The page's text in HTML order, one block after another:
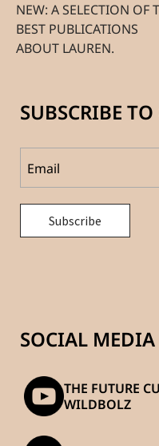
NEW: A SELECTION OF
BEST PUBLICATIONS
ABOUT LAUREN.
SUBSCRIBE
SOCIAL MEDIA
THE FUTURE
WILDBOLZ